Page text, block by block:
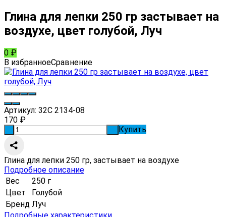
Глина для лепки 250 гр застывает на
воздухе, цвет голубой, Луч
0 ₽
В избранноеСравнение
Артикул: 32С 2134-08
170 ₽
Купить
Глина для лепки 250 гр, застывает на воздухе
Подробное описание
Вес
250 г
Цвет
Голубой
Бренд Луч